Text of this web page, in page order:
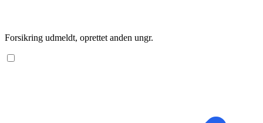
Forsikring udmeldt, oprettet anden ungr.